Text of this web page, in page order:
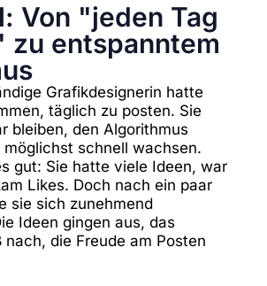
Von "jeden Tag
zu entspanntem
Grafikdesignerin hatte
täglich zu posten. Sie
bleiben, den Algorithmus
möglichst schnell wachsen.
gut: Sie hatte viele Ideen, war
Likes. Doch nach ein paar
sie sich zunehmend
Ideen gingen aus, das
nach, die Freude am Posten